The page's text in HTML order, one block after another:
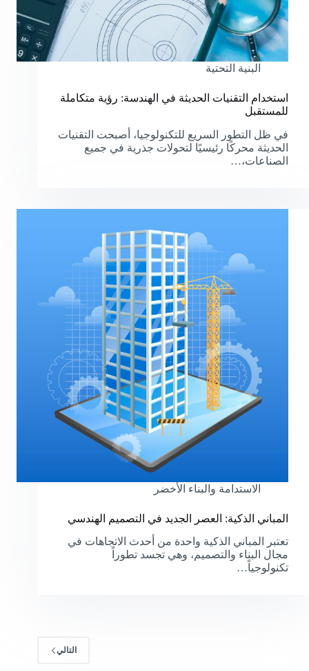
البنية التحتية
استخدام التقنيات الحديثة في الهندسة: رؤية متكاملة
للمستقبل
في ظل التطور السريع للتكنولوجيا، أصبحت التقنيات
الحديثة محركًا رئيسيًا لتحولات جذرية في جميع
الصناعات،…
الاستدامة والبناء الأخضر
المباني الذكية: العصر الجديد في التصميم الهندسي
تعتبر المباني الذكية واحدة من أحدث الاتجاهات في
مجال البناء والتصميم، وهي تجسد تطوراً
تكنولوجياً…
التالي